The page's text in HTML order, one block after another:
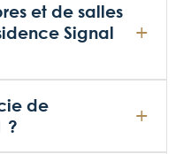
et de salles
Signal
de
?